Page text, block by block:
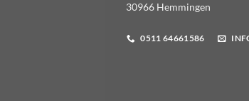
30966 Hemmingen
0511 64661586